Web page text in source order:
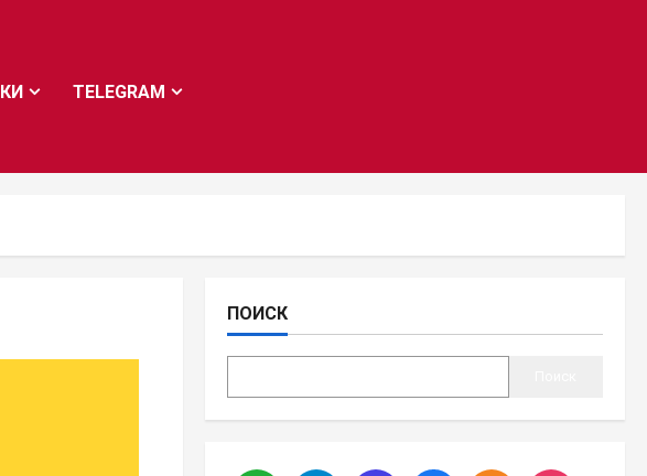
TELEGRAM
ПОИСК